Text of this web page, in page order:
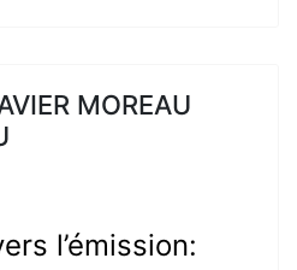
MOREAU
l’émission: